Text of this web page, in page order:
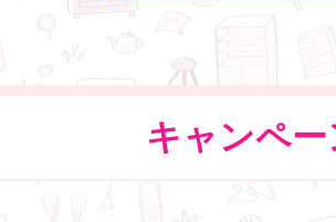
キャンペ